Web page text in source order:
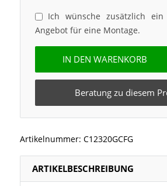
Ich wünsche zusätzlich ein
Angebot für eine Montage.
IN DEN WARENKORB
Beratung zu diesem
Artikelnummer: C12320GCFG
ARTIKELBESCHREIBUNG